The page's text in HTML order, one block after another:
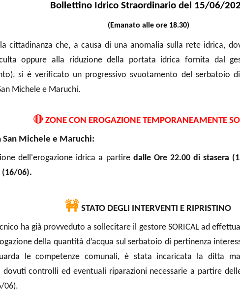
Bollettino Idrico Straordinario del 15/06/
(Emanato alle ore 18.30)
cittadinanza che, a causa di una anomalia sulla rete idrica,
oppure alla riduzione della portata idrica fornita dal
si è verificato un progressivo svuotamento del serbatoio
Michele e Maruchi.
🔴 ZONE CON EROGAZIONE TEMPORANEAMENTE
San Michele e Maruchi:
dell'erogazione idrica a partire dalle Ore 22.00 di stasera
06).
🚧 STATO DEGLI INTERVENTI E RIPRISTINO
ha già provveduto a sollecitare il gestore SORICAL ad
della quantità d’acqua sul serbatoio di pertinenza
le competenze comunali, è stata incaricata la ditta
controlli ed eventuali riparazioni necessarie a partire
06).